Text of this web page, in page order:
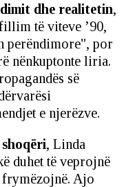
dhe realitetin,
të viteve ’90,
perëndimore", por
nënkuptonte liria.
së
e njerëzve.
, Linda
duhet të veprojnë
frymëzojnë. Ajo